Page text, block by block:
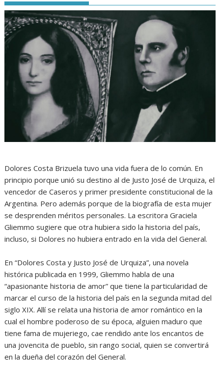
Dolores Costa Brizuela tuvo una vida fuera de lo común. En
principio porque unió su destino al de Justo José de Urquiza, el
vencedor de Caseros y primer presidente constitucional de la
Argentina. Pero además porque de la biografía de esta mujer
se desprenden méritos personales. La escritora Graciela
Gliemmo sugiere que otra hubiera sido la historia del país,
incluso, si Dolores no hubiera entrado en la vida del General.
En “Dolores Costa y Justo José de Urquiza”, una novela
histórica publicada en 1999, Gliemmo habla de una
“apasionante historia de amor” que tiene la particularidad de
marcar el curso de la historia del país en la segunda mitad del
siglo XIX. Allí se relata una historia de amor romántico en la
cual el hombre poderoso de su época, alguien maduro que
tiene fama de mujeriego, cae rendido ante los encantos de
una jovencita de pueblo, sin rango social, quien se convertirá
en la dueña del corazón del General.